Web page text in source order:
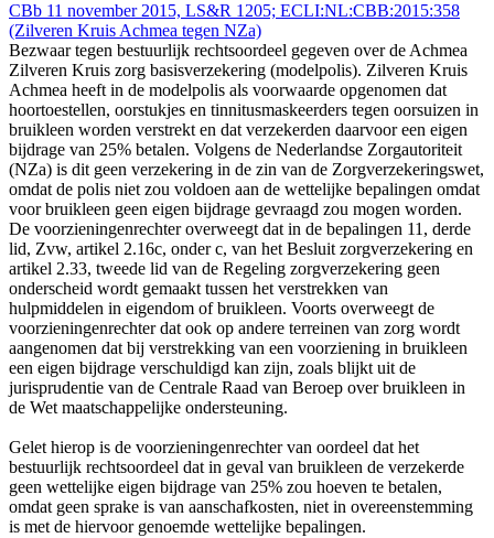
CBb 11 november 2015, LS&R 1205; ECLI:NL:CBB:2015:358
(Zilveren Kruis Achmea tegen NZa)
Bezwaar tegen bestuurlijk rechtsoordeel gegeven over de Achmea
Zilveren Kruis zorg basisverzekering (modelpolis). Zilveren Kruis
Achmea heeft in de modelpolis als voorwaarde opgenomen dat
hoortoestellen, oorstukjes en tinnitusmaskeerders tegen oorsuizen in
bruikleen worden verstrekt en dat verzekerden daarvoor een eigen
bijdrage van 25% betalen. Volgens de Nederlandse Zorgautoriteit
(NZa) is dit geen verzekering in de zin van de Zorgverzekeringswet,
omdat de polis niet zou voldoen aan de wettelijke bepalingen omdat
voor bruikleen geen eigen bijdrage gevraagd zou mogen worden.
De voorzieningenrechter overweegt dat in de bepalingen 11, derde
lid, Zvw, artikel 2.16c, onder c, van het Besluit zorgverzekering en
artikel 2.33, tweede lid van de Regeling zorgverzekering geen
onderscheid wordt gemaakt tussen het verstrekken van
hulpmiddelen in eigendom of bruikleen. Voorts overweegt de
voorzieningenrechter dat ook op andere terreinen van zorg wordt
aangenomen dat bij verstrekking van een voorziening in bruikleen
een eigen bijdrage verschuldigd kan zijn, zoals blijkt uit de
jurisprudentie van de Centrale Raad van Beroep over bruikleen in
de Wet maatschappelijke ondersteuning.
Gelet hierop is de voorzieningenrechter van oordeel dat het
bestuurlijk rechtsoordeel dat in geval van bruikleen de verzekerde
geen wettelijke eigen bijdrage van 25% zou hoeven te betalen,
omdat geen sprake is van aanschafkosten, niet in overeenstemming
is met de hiervoor genoemde wettelijke bepalingen.